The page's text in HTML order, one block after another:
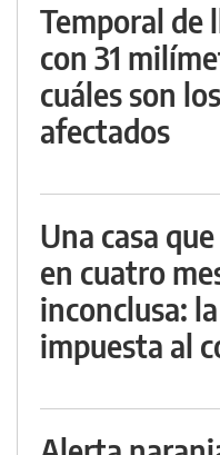
Temporal de
con 31
cuáles son
afectados
Una casa
en cuatro
inconclusa:
impuesta al